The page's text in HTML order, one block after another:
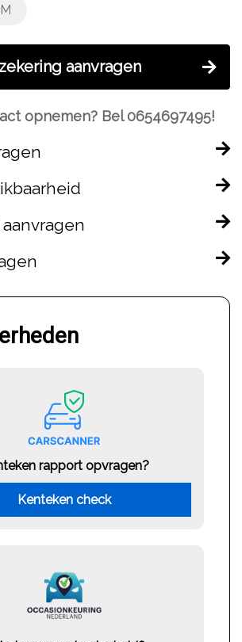
aanvragen
opnemen? Bel 0654697495!
rapport opvragen?
Kenteken check